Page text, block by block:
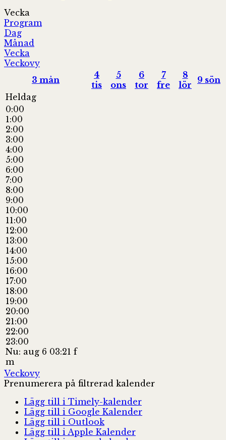
Vecka
Program
Dag
Månad
Vecka
Veckovy
3 mån
4
tis
5
ons
6
tor
7
fre
8
lör
9 sön
Heldag
0:00
1:00
2:00
3:00
4:00
5:00
6:00
7:00
8:00
9:00
10:00
11:00
12:00
13:00
14:00
15:00
16:00
17:00
18:00
19:00
20:00
21:00
22:00
23:00
Nu: aug 6 03:21 f
m
Veckovy
Prenumerera på filtrerad kalender
Lägg till i Timely-kalender
Lägg till i Google Kalender
Lägg till i Outlook
Lägg till i Apple Kalender